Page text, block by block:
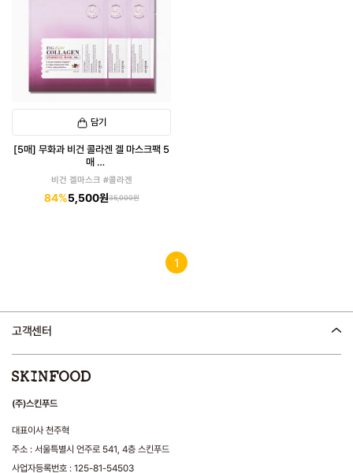
담기
[5매] 무화과 비건 콜라겐 겔 마스크팩 5
매
(유통기한 : 27년 2월까지)
비건 겔마스크 #콜라겐
84%5,500원35,000원
1
고객센터
(주)스킨푸드
대표이사 천주혁
주소 : 서울특별시 언주로 541, 4층 스킨푸드
사업자등록번호 : 125-81-54503